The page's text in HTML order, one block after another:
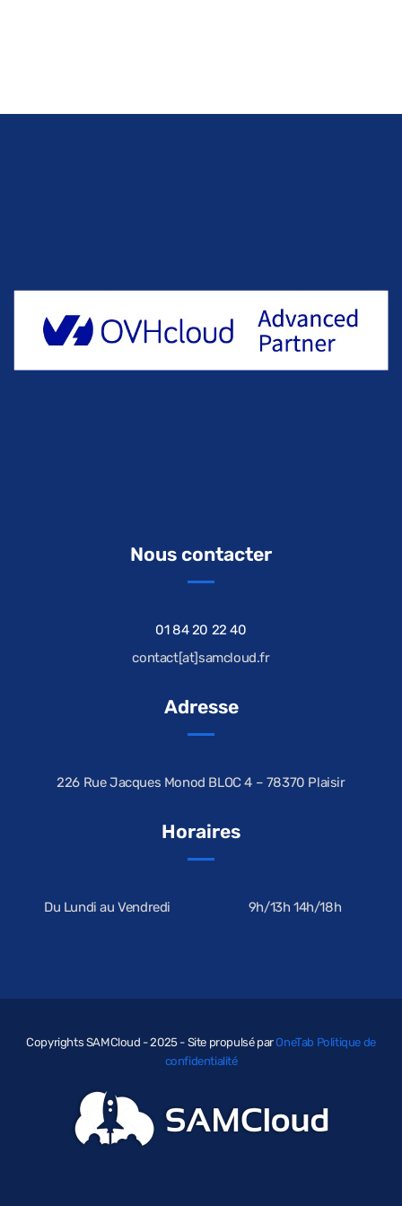
Nous contacter
01 84 20 22 40
contact[at]samcloud.fr
Adresse
226 Rue Jacques Monod BLOC 4 – 78370 Plaisir
Horaires
Du Lundi au Vendredi 9h/13h 14h/18h
Copyrights SAMCloud - 2025 - Site propulsé parOneTab Politique de
confidentialité